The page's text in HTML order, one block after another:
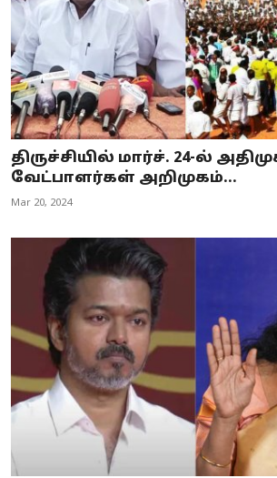
திருச்சியில் மார்ச். 24-ல்
வேட்பாளர்கள் அறிமுகம்...
Mar 20, 2024